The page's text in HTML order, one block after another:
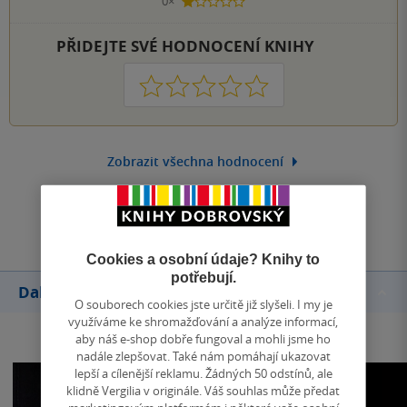
1 hvezdička
PŘIDEJTE SVÉ HODNOCENÍ KNIHY
1 2 3 4 5
Zobrazit všechna hodnocení
Přidat hodnocení
Další knihy autora
Cookies a osobní údaje? Knihy to
potřebují.
O souborech cookies jste určitě již slyšeli. I my je
využíváme ke shromažďování a analýze informací,
aby náš e-shop dobře fungoval a mohli jsme ho
nadále zlepšovat. Také nám pomáhají ukazovat
lepší a cílenější reklamu. Žádných 50 odstínů, ale
klidně Vergilia v originále. Váš souhlas může předat